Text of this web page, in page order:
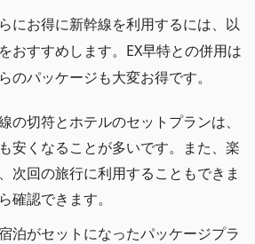
にお得に新幹線を利用するには、以
おすすめします。EX早特との併用は
のパッケージも大変お得です。
の切符とホテルのセットプランは、
安くなることが多いです。また、楽
次回の旅行に利用することもできま
確認できます。
泊がセットになったパッケージプラ